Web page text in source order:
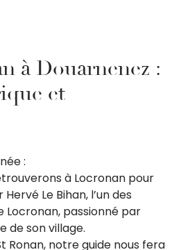
à Douarnenez :
et
:
à Locronan pour
Le Bihan, l’un des
Locronan, passionné par
de son village.
Ronan, notre guide nous fera